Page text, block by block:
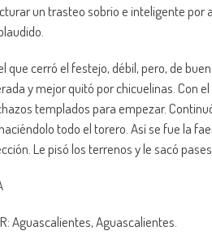
un trasteo sobrio e inteligente por
que cerró el festejo, débil, pero, de
y mejor quitó por chicuelinas. Con
templados para empezar.
todo el torero. Así se fue la
Le pisó los terrenos y le sacó
Aguascalientes, Aguascalientes.